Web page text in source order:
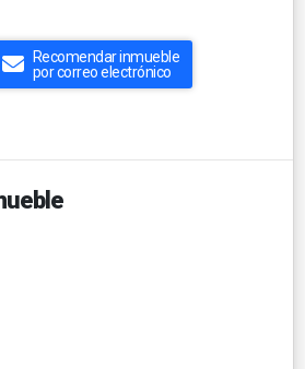
Recomendar inmueble
por correo electrónico